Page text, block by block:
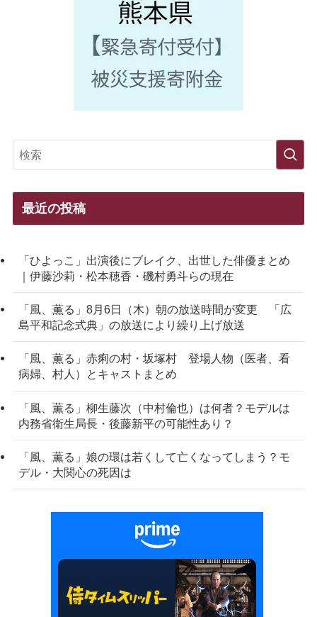
最近の投稿
「ひよっこ」出演後にブレイク、出世した俳優まとめ
｜伊藤沙莉・松本穂香・磯村勇斗らの現在
「風、薫る」8月6日（木）朝の放送時間が変更 「広
島平和記念式典」の放送により繰り上げ放送
「風、薫る」赤痢の村・坂塚村 登場人物（医者、看
病婦、村人）とキャストまとめ
「風、薫る」柳生藤次（中村倫也）は何者？モデルは
内務省衛生局長・後藤新平の可能性あり？
「風、薫る」娘の環は若くして亡くなってしまう？モ
デル・大関心の死因は